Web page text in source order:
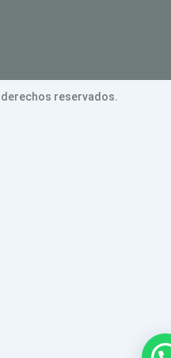
reservados.